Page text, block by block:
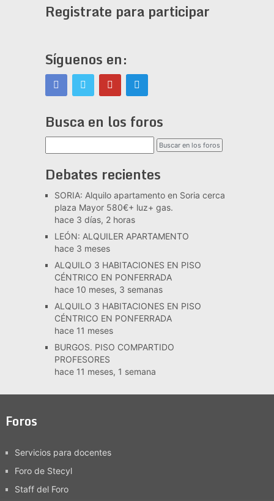
Registrate para participar
Síguenos en:
Busca en los foros
Debates recientes
SORIA: Alquilo apartamento en Soria cerca
plaza Mayor 580€+ luz+ gas.
hace 3 días, 2 horas
LEÓN: ALQUILER APARTAMENTO
hace 3 meses
ALQUILO 3 HABITACIONES EN PISO
CÉNTRICO EN PONFERRADA
hace 10 meses, 3 semanas
ALQUILO 3 HABITACIONES EN PISO
CÉNTRICO EN PONFERRADA
hace 11 meses
BURGOS. PISO COMPARTIDO
PROFESORES
hace 11 meses, 1 semana
Foros
Servicios para docentes
Foro de Stecyl
Staff del Foro